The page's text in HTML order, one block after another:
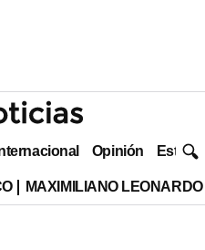
Opinión Estilo
MAXIMILIANO